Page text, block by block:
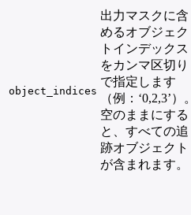
object_indices
出力マスクに含
めるオブジェク
トインデックス
をカンマ区切り
で指定します
（例：‘0,2,3’）。
空のままにする
と、すべての追
跡オブジェクト
が含まれます。